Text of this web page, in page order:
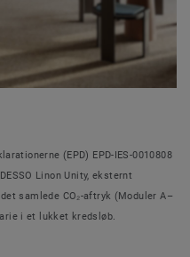
(EPD) EPD-IES-0010808
Linon Unity, eksternt
samlede CO₂-aftryk (Moduler A–
i et lukket kredsløb.